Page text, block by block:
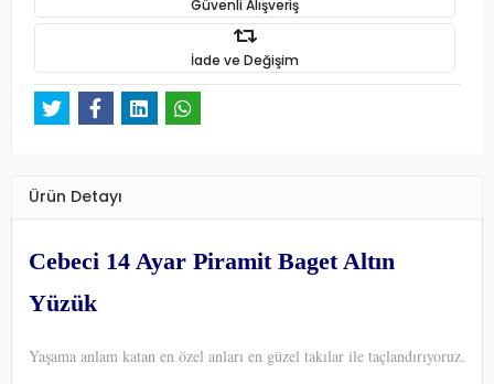
Güvenli Alışveriş
İade ve Değişim
Ürün Detayı
Cebeci 14 Ayar Piramit Baget Altın
Yüzük
Yaşama anlam katan en özel anları en güzel takılar ile taçlandırıyoruz.